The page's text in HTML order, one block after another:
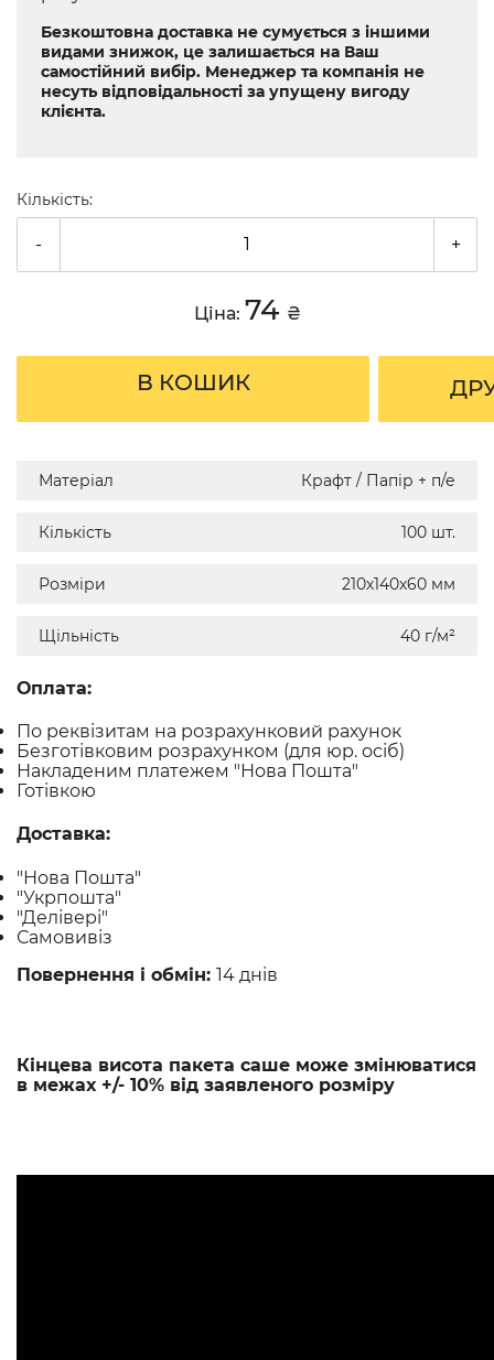
Безкоштовна доставка не сумується з іншими
видами знижок, це залишається на Ваш
самостійний вибір. Менеджер та компанія не
несуть відповідальності за упущену вигоду
клієнта.
Кількість:
- +
Ціна: 74 ₴
В КОШИК
Матеріал Крафт / Папір + п/е
Кількість 100 шт.
Розміри 210х140х60 мм
Щільність 40 г/м²
Оплата:
По реквізитам на розрахунковий рахунок
Безготівковим розрахунком (для юр. осіб)
Накладеним платежем "Нова Пошта"
Готівкою
Доставка:
"Нова Пошта"
"Укрпошта"
"Делівері"
Самовивіз
Повернення і обмін: 14 днів
Кінцева висота пакета саше може змінюватися
в межах +/- 10% від заявленого розміру